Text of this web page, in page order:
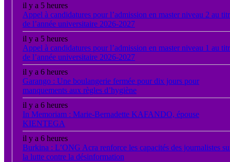
il y a 5 heures
Appel à candidatures pour l’admission en master niveau 2 au
de l’année universitaire 2026-2027
il y a 5 heures
Appel à candidatures pour l’admission en master niveau 1 au
de l’année universitaire 2026-2027
il y a 6 heures
Garango : Une boulangerie fermée pour dix jours pour
manquements aux règles d’hygiène
il y a 6 heures
In Memoriam : Marie-Bernadette KAFANDO, épouse
KIENTEGA
il y a 6 heures
Burkina : L’ONG Acra renforce les capacités des journalistes
la lutte contre la désinformation